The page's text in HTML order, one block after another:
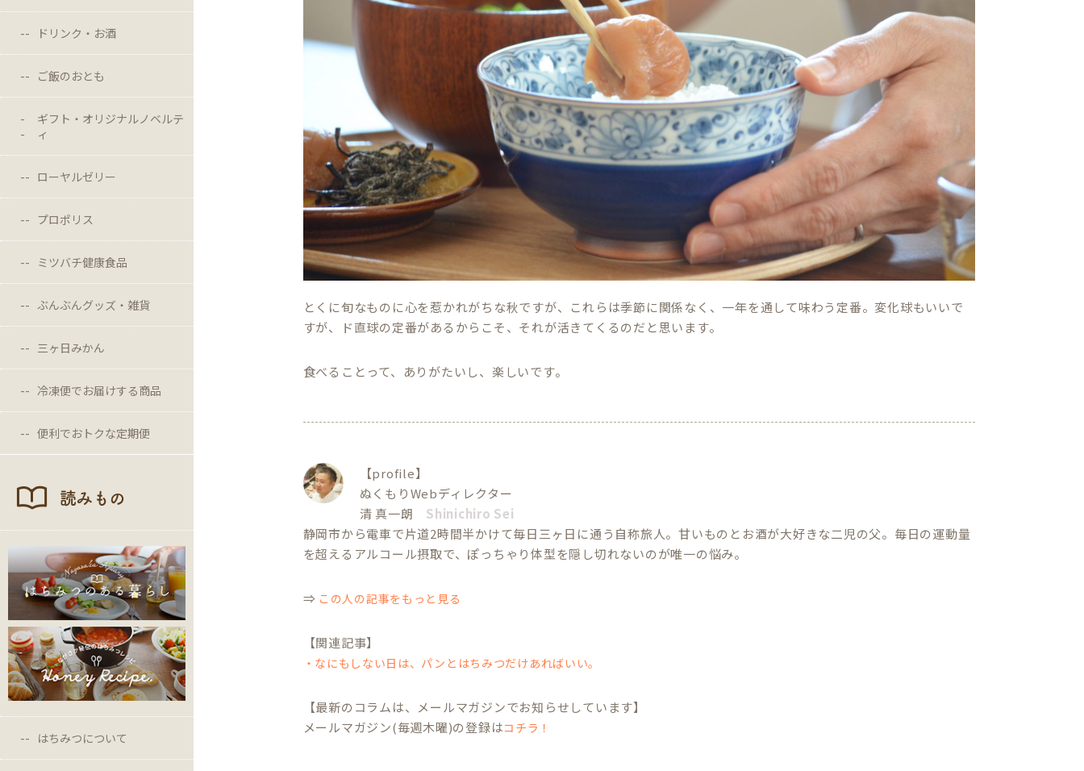
ドリンク・お酒
ご飯のおとも
ギフト・オリジナルノベルテ
ィ
ローヤルゼリー
プロポリス
ミツバチ健康食品
ぶんぶんグッズ・雑貨
三ヶ日みかん
冷凍便でお届けする商品
便利でおトクな定期便
読みもの
はちみつについて
とくに旬なものに心を惹かれがちな秋ですが、これらは季節に関係なく、一年を通して味わう定番。変化球もいいで
すが、ド直球の定番があるからこそ、それが活きてくるのだと思います。
食べることって、ありがたいし、楽しいです。
【profile】
ぬくもりWebディレクター
清 真一朗 Shinichiro Sei
静岡市から電車で片道2時間半かけて毎日三ヶ日に通う自称旅人。甘いものとお酒が大好きな二児の父。毎日の運動量
を超えるアルコール摂取で、ぽっちゃり体型を隠し切れないのが唯一の悩み。
⇒ この人の記事をもっと見る
【関連記事】
・なにもしない日は、パンとはちみつだけあればいい。
【最新のコラムは、メールマガジンでお知らせしています】
メールマガジン(毎週木曜)の登録はコチラ！